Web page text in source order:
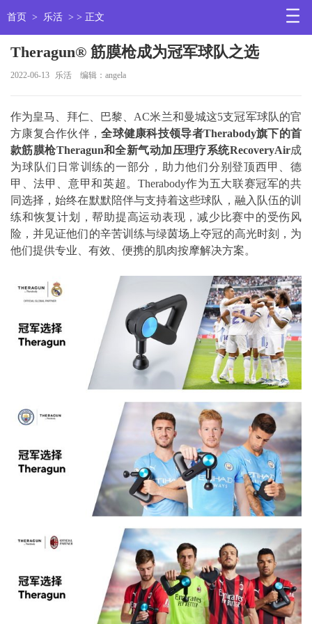
首页 > 乐活 > > 正文
Theragun® 筋膜枪成为冠军球队之选
2022-06-13 乐活 编辑：angela
作为皇马、拜仁、巴黎、AC米兰和曼城这5支冠军球队的官
方康复合作伙伴，全球健康科技领导者Therabody旗下的首
款筋膜枪Theragun和全新气动加压理疗系统RecoveryAir成
为球队们日常训练的一部分，助力他们分别登顶西甲、德
甲、法甲、意甲和英超。Therabody作为五大联赛冠军的共
同选择，始终在默默陪伴与支持着这些球队，融入队伍的训
练和恢复计划，帮助提高运动表现，减少比赛中的受伤风
险，并见证他们的辛苦训练与绿茵场上夺冠的高光时刻，为
他们提供专业、有效、便携的肌肉按摩解决方案。